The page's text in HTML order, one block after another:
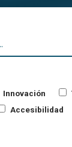
Innovación
Accesibilidad